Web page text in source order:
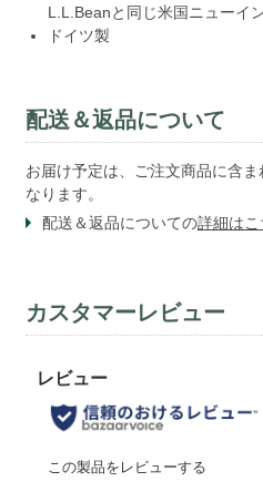
L.L.Beanと同じ米国ニューイ
ドイツ製
配送＆返品について
お届け予定は、ご注文商品に含
なります。
配送＆返品についての詳細はこ
カスタマーレビュー